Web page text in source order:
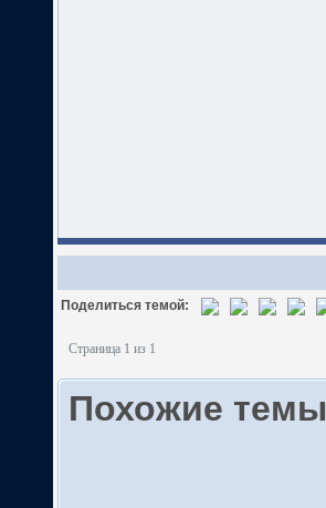
Поделиться темой:
Страница 1 из 1
Похожие темы